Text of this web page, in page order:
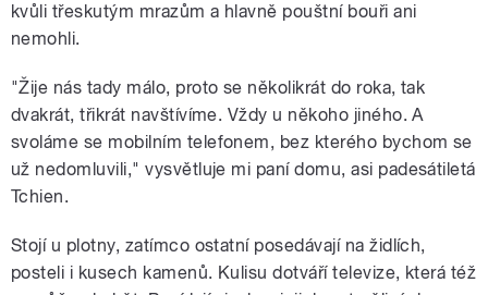
kvůli třeskutým mrazům a hlavně pouštní bouři ani
nemohli.
"Žije nás tady málo, proto se několikrát do roka, tak
dvakrát, třikrát navštívíme. Vždy u někoho jiného. A
svoláme se mobilním telefonem, bez kterého bychom se
už nedomluvili," vysvětluje mi paní domu, asi padesátiletá
Tchien.
Stojí u plotny, zatímco ostatní posedávají na židlích,
posteli i kusech kamenů. Kulisu dotváří televize, která též